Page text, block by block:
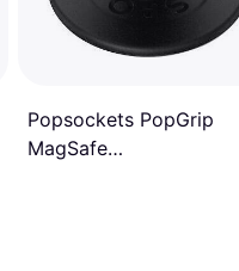
Popsockets PopGrip
MagSafe